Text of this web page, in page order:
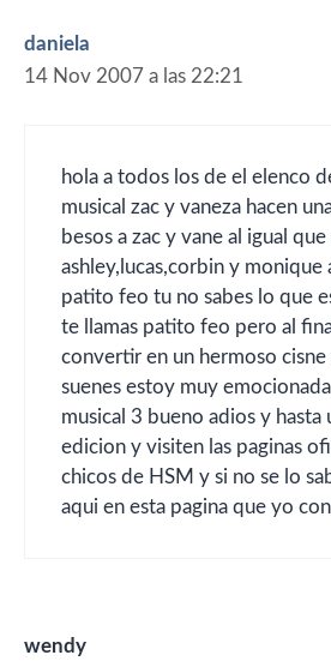
daniela
14 Nov 2007 a las 22:21
hola a todos los de el elenco
musical zac y vaneza hacen
besos a zac y vane al igual que
ashley,lucas,corbin y monique
patito feo tu no sabes lo que
te llamas patito feo pero al
convertir en un hermoso cisne
suenes estoy muy
musical 3 bueno adios y hasta
edicion y visiten las paginas
chicos de HSM y si no se lo
aqui en esta pagina que yo
wendy